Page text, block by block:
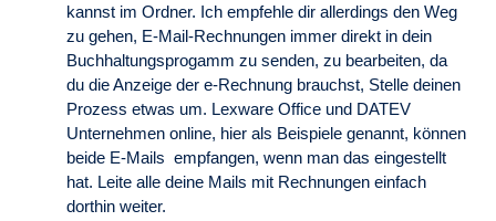
kannst im Ordner. Ich empfehle dir allerdings den Weg
zu gehen, E-Mail-Rechnungen immer direkt in dein
Buchhaltungsprogamm zu senden, zu bearbeiten, da
du die Anzeige der e-Rechnung brauchst, Stelle deinen
Prozess etwas um. Lexware Office und DATEV
Unternehmen online, hier als Beispiele genannt, können
beide E-Mails empfangen, wenn man das eingestellt
hat. Leite alle deine Mails mit Rechnungen einfach
dorthin weiter.